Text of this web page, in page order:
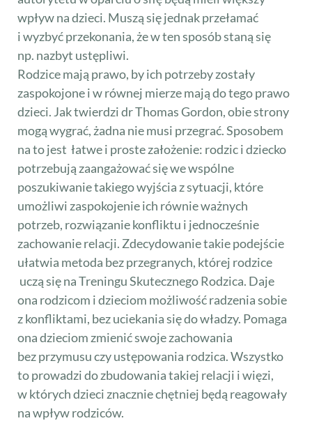
wpływ na dzieci. Muszą się jednak przełamać
i wyzbyć przekonania, że w ten sposób staną się
np. nazbyt ustępliwi.
Rodzice mają prawo, by ich potrzeby zostały
zaspokojone i w równej mierze mają do tego prawo
dzieci. Jak twierdzi dr Thomas Gordon, obie strony
mogą wygrać, żadna nie musi przegrać. Sposobem
na to jest łatwe i proste założenie: rodzic i dziecko
potrzebują zaangażować się we wspólne
poszukiwanie takiego wyjścia z sytuacji, które
umożliwi zaspokojenie ich równie ważnych
potrzeb, rozwiązanie konfliktu i jednocześnie
zachowanie relacji. Zdecydowanie takie podejście
ułatwia metoda bez przegranych, której rodzice
uczą się na Treningu Skutecznego Rodzica. Daje
ona rodzicom i dzieciom możliwość radzenia sobie
z konfliktami, bez uciekania się do władzy. Pomaga
ona dzieciom zmienić swoje zachowania
bez przymusu czy ustępowania rodzica. Wszystko
to prowadzi do zbudowania takiej relacji i więzi,
w których dzieci znacznie chętniej będą reagowały
na wpływ rodziców.